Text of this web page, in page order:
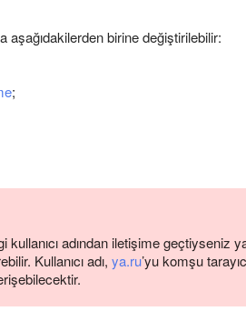
aşağıdakilerden birine değiştirilebilir:
;
adından iletişime geçtiyseniz
Kullanıcı adı, ya.ru’yu komşu